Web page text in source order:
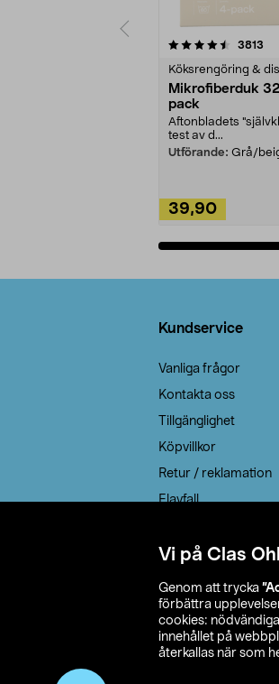
Vi på Clas
Genom att trycka
förbättra
cookies:
innehållet på
återkallas när som
3813
Köksrengöring &
Mikrofiberduk
pack
Aftonbladets
test av d...
Utförande: Grå/
39,90
4.0av 5
Kundservice
Vanliga frågor
Kontakta oss
Tillgänglighet
Köpvillkor
Retur / reklamation
Elavfall
Leveransalternativ